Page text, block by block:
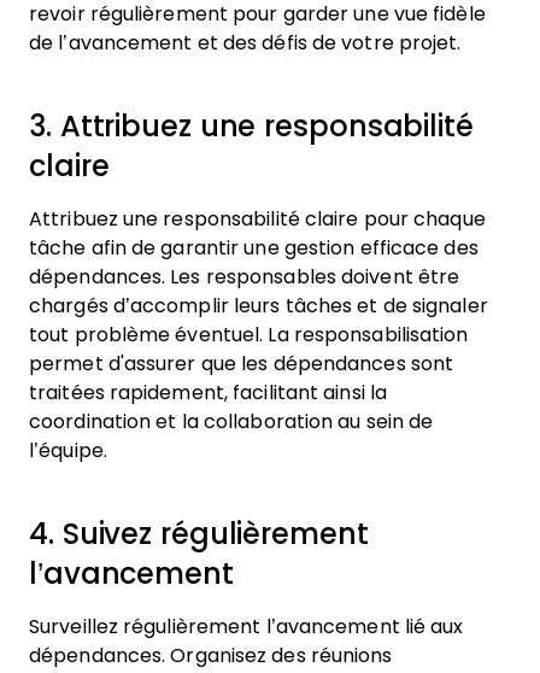
revoir régulièrement pour garder une vue fidèle
de l’avancement et des défis de votre projet.
3. Attribuez une responsabilité
claire
Attribuez une responsabilité claire pour chaque
tâche afin de garantir une gestion efficace des
dépendances. Les responsables doivent être
chargés d’accomplir leurs tâches et de signaler
tout problème éventuel. La responsabilisation
permet d'assurer que les dépendances sont
traitées rapidement, facilitant ainsi la
coordination et la collaboration au sein de
l’équipe.
4. Suivez régulièrement
l’avancement
Surveillez régulièrement l’avancement lié aux
dépendances. Organisez des réunions